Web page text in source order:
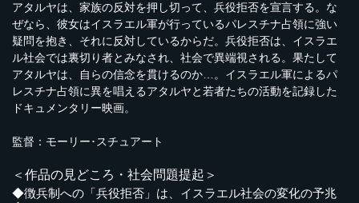
アタルヤは、家族の反対を押し切って、兵役拒否を宣言する。な
ぜなら、彼女はイスラエル軍が行っているパレスチナ占領に強い
疑問を抱き、それに反対しているからだ。兵役拒否は、イスラエ
ル社会では裏切り者とみなされ、社会で異端視される。果たして
アタルヤは、自らの信念を貫けるのか…。イスラエル軍によるパ
レスチナ占領に異を唱えるアタルヤと若者たちの活動を記録した
ドキュメンタリー映画。
監督：モーリー･スチュアート
＜作品の見どころ・社会問題提起＞
◆徴兵制への「兵役拒否」は、イスラエル社会の変化の予兆